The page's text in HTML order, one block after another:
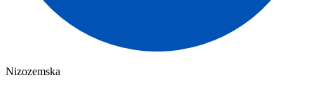
Nizozemska